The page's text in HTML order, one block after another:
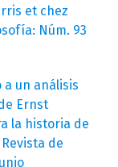
et chez
Núm. 93
a un análisis
Ernst
la historia de
de